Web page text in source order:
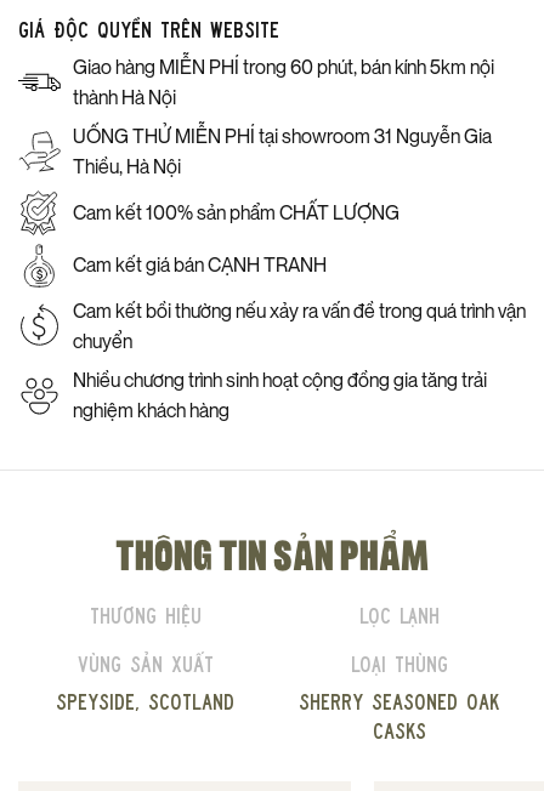
Giá độc quyền trên website
Giao hàng MIỄN PHÍ trong 60 phút, bán kính 5km nội
thành Hà Nội
UỐNG THỬ MIỄN PHÍ tại showroom 31 Nguyễn Gia
Thiều, Hà Nội
Cam kết 100% sản phẩm CHẤT LƯỢNG
Cam kết giá bán CẠNH TRANH
Cam kết bồi thường nếu xảy ra vấn đề trong quá trình vận
chuyển
Nhiều chương trình sinh hoạt cộng đồng gia tăng trải
nghiệm khách hàng
THÔNG TIN SẢN PHẨM
Thương hiệu
Lọc lạnh
Vùng sản xuất
Speyside, Scotland
Loại thùng
Sherry seasoned oak
casks